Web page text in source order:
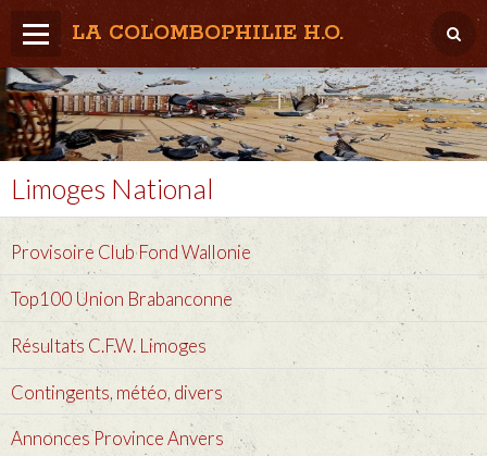
LA COLOMBOPHILIE H.O.
Home
Météo / Het weer
Lâcher / Los
Result. clubs, Provincial, (Inter)National
RFCB / KBDB
Limoges National
Provisoire Club Fond Wallonie
Top100 Union Brabanconne
Résultats C.F.W. Limoges
Contingents, météo, divers
Annonces Province Anvers